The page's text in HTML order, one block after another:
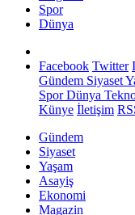
Spor
Dünya
Facebook Twitter
Gündem Siyaset
SporDünya
Künye İletişim
Gündem
Siyaset
Yaşam
Asayiş
Ekonomi
Magazin